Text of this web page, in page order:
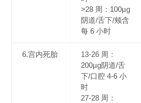
>28 周：100µg
阴道/舌下/颊含
每 6 小时
6.宫内死胎
13-26 周：
200µg阴道/舌
下/口腔 4-6 小
时
27-28 周：